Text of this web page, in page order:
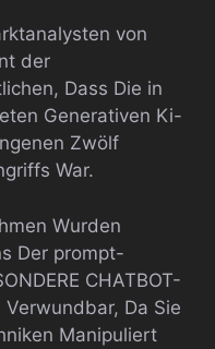
von
der
Dass Die in
Generativen Ki-
Zwölf
War.
Wurden
Der prompt-
CHATBOT-
Da Sie
Manipuliert